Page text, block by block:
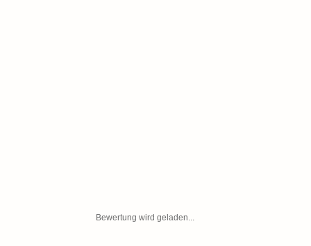
Bewertung wird geladen...